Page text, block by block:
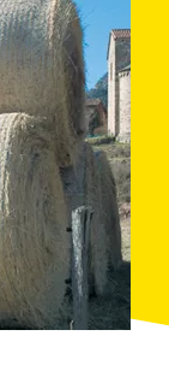
y el
haciendoruta